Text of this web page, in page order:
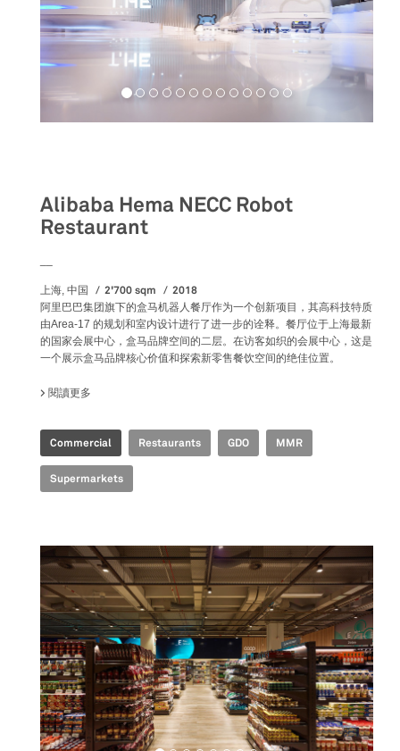
Alibaba Hema NECC Robot
Restaurant
上海, 中国 2'700 sqm 2018
阿里巴巴集团旗下的盒马机器人餐厅作为一个创新项目，其高科技特质
由Area-17 的规划和室内设计进行了进一步的诠释。餐厅位于上海最新
的国家会展中心，盒马品牌空间的二层。在访客如织的会展中心，这是
一个展示盒马品牌核心价值和探索新零售餐饮空间的绝佳位置。
閱讀更多
Commercial Restaurants GDO MMR
Supermarkets